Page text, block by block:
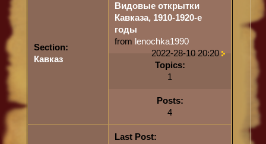
Section:
Кавказ
Видовые открытки
Кавказа, 1910-1920-е
годы
from lenochka1990
2022-28-10 20:20
Topics:
1
Posts:
4
Last Post: